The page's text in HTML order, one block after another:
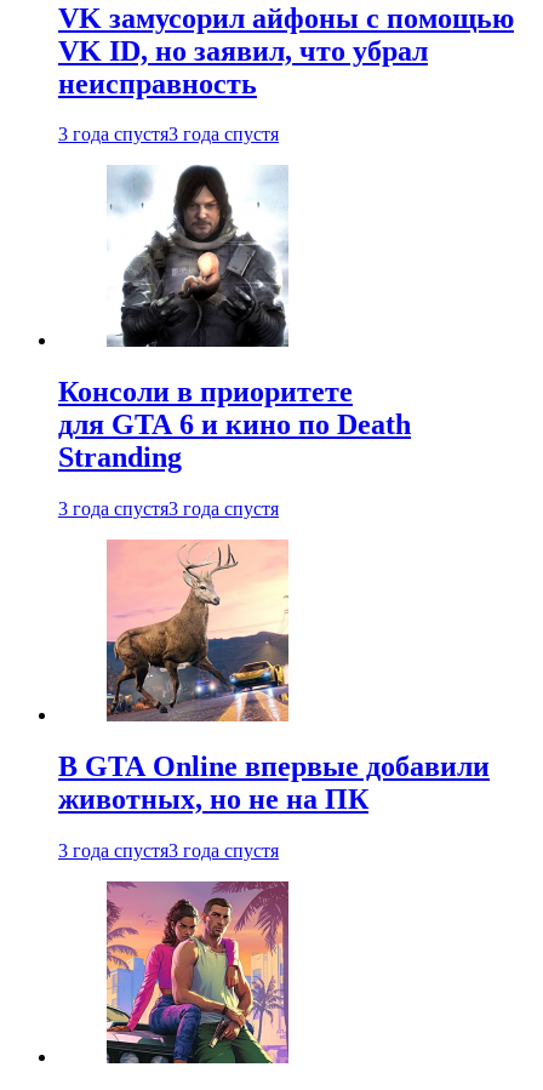
VK замусорил айфоны с помощью
VK ID, но заявил, что убрал
неисправность
3 года спустя3 года спустя
Консоли в приоритете
для GTA 6 и кино по Death
Stranding
3 года спустя3 года спустя
В GTA Online впервые добавили
животных, но не на ПК
3 года спустя3 года спустя